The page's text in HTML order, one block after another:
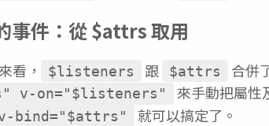
事件：從 $attrs 取用
看， $listeners 跟 $attrs 合併
v-on="$listeners" 來手動把屬性
bind="$attrs"
就可以搞定了。